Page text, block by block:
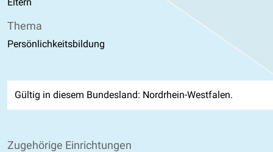
Thema
Persönlichkeitsbildung
Gültig in diesem Bundesland: Nordrhein-Westfalen.
Zugehörige Einrichtungen